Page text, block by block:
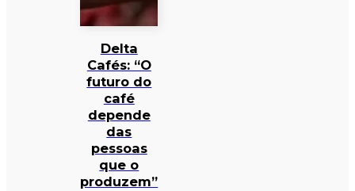
Delta
Cafés: “O
futuro do
café
depende
das
pessoas
que o
produzem”